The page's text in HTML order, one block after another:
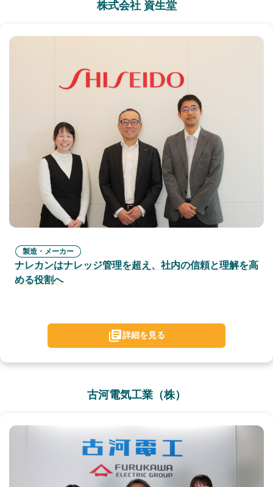
株式会社 資生堂
製造・メーカー
ナレカンはナレッジ管理を超え、社内の信頼と理解を高
める役割へ
詳細を見る
古河電気工業（株）